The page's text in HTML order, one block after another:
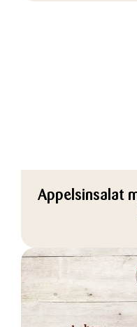
Appelsinsalat